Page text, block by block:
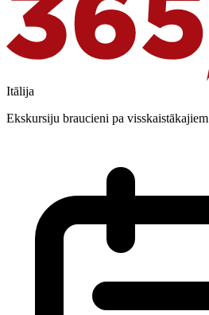
Itālija
Ekskursiju braucieni pa